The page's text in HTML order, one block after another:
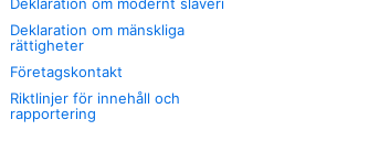
Deklaration om mänskliga
rättigheter
Företagskontakt
Riktlinjer för innehåll och
rapportering